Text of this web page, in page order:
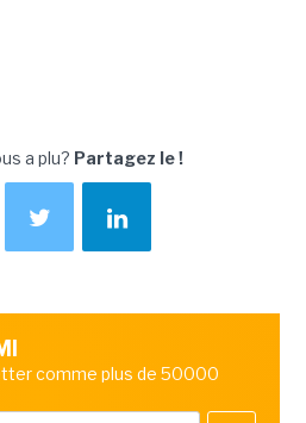
a plu? Partagez le !
comme plus de 50000